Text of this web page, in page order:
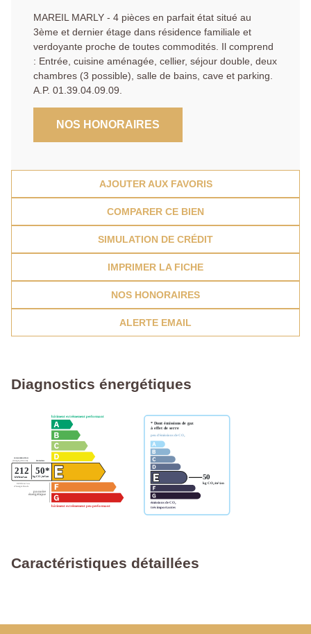
MAREIL MARLY - 4 pièces en parfait état situé au
3ème et dernier étage dans résidence familiale et
verdoyante proche de toutes commodités. Il comprend
: Entrée, cuisine aménagée, cellier, séjour double, deux
chambres (3 possible), salle de bains, cave et parking.
A.P. 01.39.04.09.09.
NOS HONORAIRES
AJOUTER AUX FAVORIS
COMPARER CE BIEN
SIMULATION DE CRÉDIT
IMPRIMER LA FICHE
NOS HONORAIRES
ALERTE EMAIL
Diagnostics énergétiques
Caractéristiques détaillées